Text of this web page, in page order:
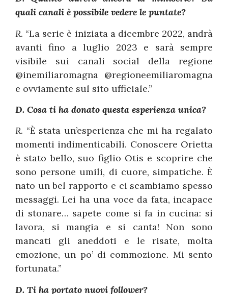
quali canali è possibile vedere le puntate?
R. “La serie è iniziata a dicembre 2022, andrà
avanti fino a luglio 2023 e sarà sempre
visibile sui canali social della regione
@inemiliaromagna @regioneemiliaromagna
e ovviamente sul sito ufficiale.”
D. Cosa ti ha donato questa esperienza unica?
R. “È stata un’esperienza che mi ha regalato
momenti indimenticabili. Conoscere Orietta
è stato bello, suo figlio Otis e scoprire che
sono persone umili, di cuore, simpatiche. È
nato un bel rapporto e ci scambiamo spesso
messaggi. Lei ha una voce da fata, incapace
di stonare… sapete come si fa in cucina: si
lavora, si mangia e si canta! Non sono
mancati gli aneddoti e le risate, molta
emozione, un po’ di commozione. Mi sento
fortunata.”
D. Ti ha portato nuovi follower?